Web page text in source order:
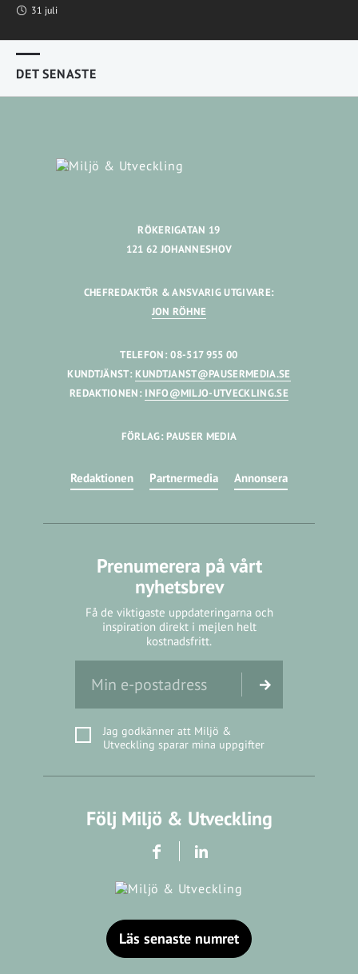
31 juli
DET SENASTE
RÖKERIGATAN 19
121 62 JOHANNESHOV
CHEFREDAKTÖR & ANSVARIG UTGIVARE:
JON RÖHNE
TELEFON: 08-517 955 00
KUNDTJÄNST: KUNDTJANST@PAUSERMEDIA.SE
REDAKTIONEN: INFO@MILJO-UTVECKLING.SE
FÖRLAG: PAUSER MEDIA
Redaktionen Partnermedia Annonsera
Prenumerera på vårt
nyhetsbrev
Få de viktigaste uppdateringarna och
inspiration direkt i mejlen helt
kostnadsfritt.
Jag godkänner att Miljö &
Utveckling sparar mina uppgifter
Följ Miljö & Utveckling
Läs senaste numret